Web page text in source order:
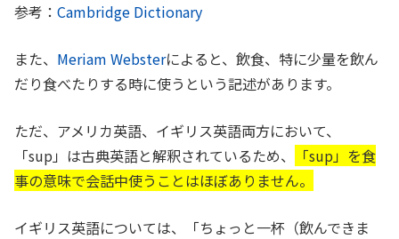
参考： Cambridge Dictionary
また、 Meriam Websterによると、飲食、特に少量を飲ん
だり食べたりする時に使うという記述があります。
ただ、アメリカ英語、イギリス英語両方において、
「sup」は古典英語と解釈されているため、
「sup」を食
事の意味で会話中使うことはほぼありません。
イギリス英語については、「ちょっと一杯（飲んできま